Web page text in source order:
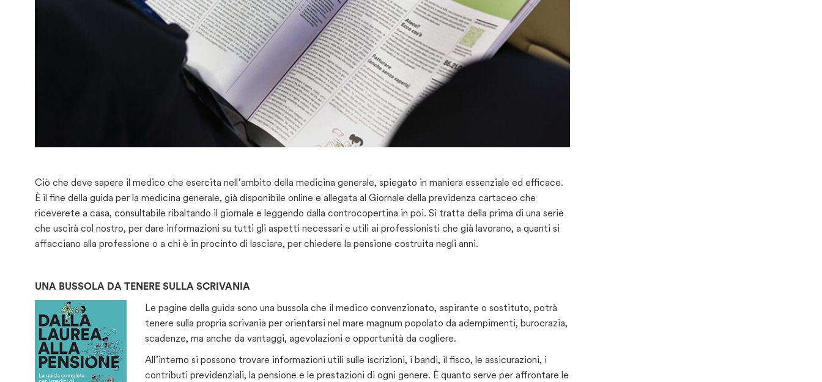
Ciò che deve sapere il medico che esercita nell’ambito della medicina generale, spiegato in maniera essenziale ed efficace.
È il fine della guida per la medicina generale, già disponibile online e allegata al Giornale della previdenza cartaceo che
riceverete a casa, consultabile ribaltando il giornale e leggendo dalla controcopertina in poi. Si tratta della prima di una serie
che uscirà col nostro, per dare informazioni su tutti gli aspetti necessari e utili ai professionisti che già lavorano, a quanti si
affacciano alla professione o a chi è in procinto di lasciare, per chiedere la pensione costruita negli anni.
UNA BUSSOLA DA TENERE SULLA SCRIVANIA
Le pagine della guida sono una bussola che il medico convenzionato, aspirante o sostituto, potrà
tenere sulla propria scrivania per orientarsi nel mare magnum popolato da adempimenti, burocrazia,
scadenze, ma anche da vantaggi, agevolazioni e opportunità da cogliere.
All’interno si possono trovare informazioni utili sulle iscrizioni, i bandi, il fisco, le assicurazioni, i
contributi previdenziali, la pensione e le prestazioni di ogni genere. È quanto serve per affrontare le